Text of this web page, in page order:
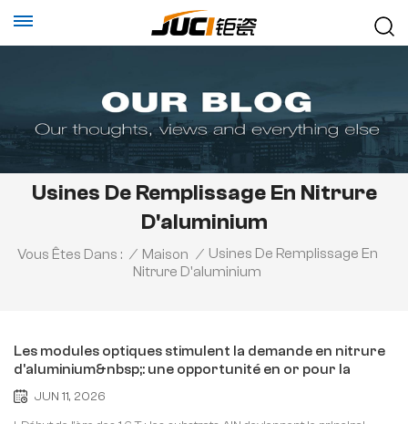
Usines De Remplissage En Nitrure
D'aluminium
Vous Êtes Dans : / Maison / Usines De Remplissage En
Nitrure D'aluminium
Les modules optiques stimulent la demande en nitrure
d'aluminium&nbsp;: une opportunité en or pour la
substitution nationale
JUN 11, 2026